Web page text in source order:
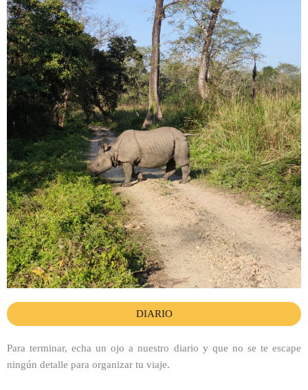
DIARIO
Para terminar, echa un ojo a nuestro diario y que no se te escape
ningún detalle para organizar tu viaje.